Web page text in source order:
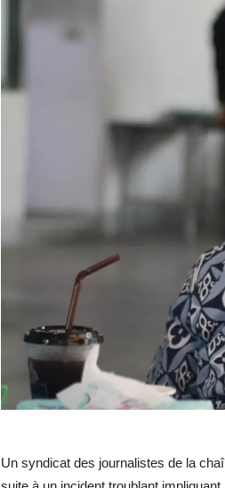
Un syndicat des journalistes de la